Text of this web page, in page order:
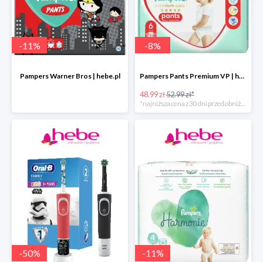
-11%
Pampers Warner Bros | hebe.pl
-8%
Pampers Pants Premium VP | hebe.pl
48.99 zł52.99 zł*
-50% -11%